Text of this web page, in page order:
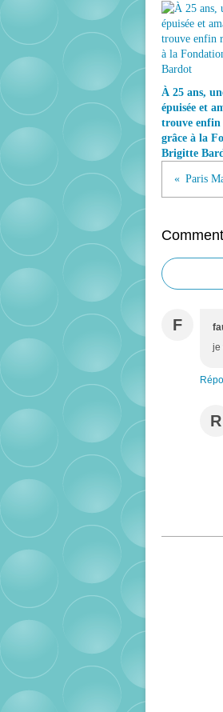
À 25 ans,
épuisée et
trouve enfin
grâce à la
Brigitte
Paris
F
je
R